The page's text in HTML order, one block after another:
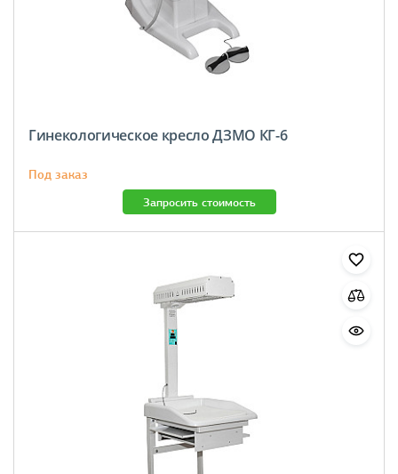
Гинекологическое кресло ДЗМО КГ-6
Под заказ
Запросить стоимость